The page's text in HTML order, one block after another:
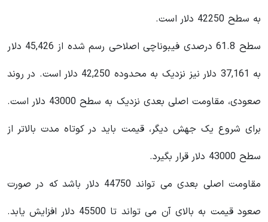
به سطح 42250 دلار است.
سطح 61.8 درصدی فیبوناچی اصلاحی رسم شده از 45,426 دلار
به 37,161 دلار نیز نزدیک به محدوده 42,250 دلار است. در روند
صعودی، مقاومت اصلی بعدی نزدیک به سطح 43000 دلار است.
برای شروع یک جهش دیگر، قیمت باید در کوتاه مدت بالاتر از
سطح 43000 دلار قرار بگیرد.
مقاومت اصلی بعدی می تواند 44750 دلار باشد که در صورت
صعود قیمت به بالای آن می تواند تا 45500 دلار افزایش یابد.